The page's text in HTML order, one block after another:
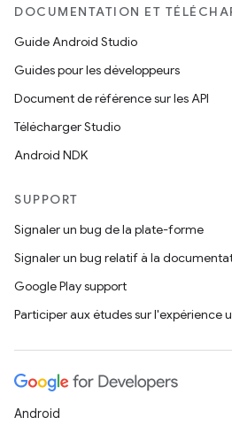
DOCUMENTATION ET
Guide Android Studio
Guides pour les développeurs
Document de référence sur les API
Télécharger Studio
Android NDK
SUPPORT
Signaler un bug de la plate-forme
Signaler un bug relatif à la
Google Play support
Participer aux études sur l'expérience
Android